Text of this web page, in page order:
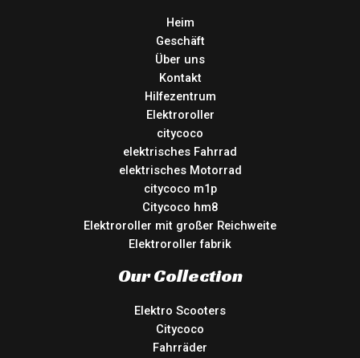
Heim
Geschäft
Über uns
Kontakt
Hilfezentrum
Elektroroller
citycoco
elektrisches Fahrrad
elektrisches Motorrad
citycoco m1p
Citycoco hm8
Elektroroller mit großer Reichweite
Elektroroller fabrik
Our Collection
Elektro Scooters
Citycoco
Fahrräder